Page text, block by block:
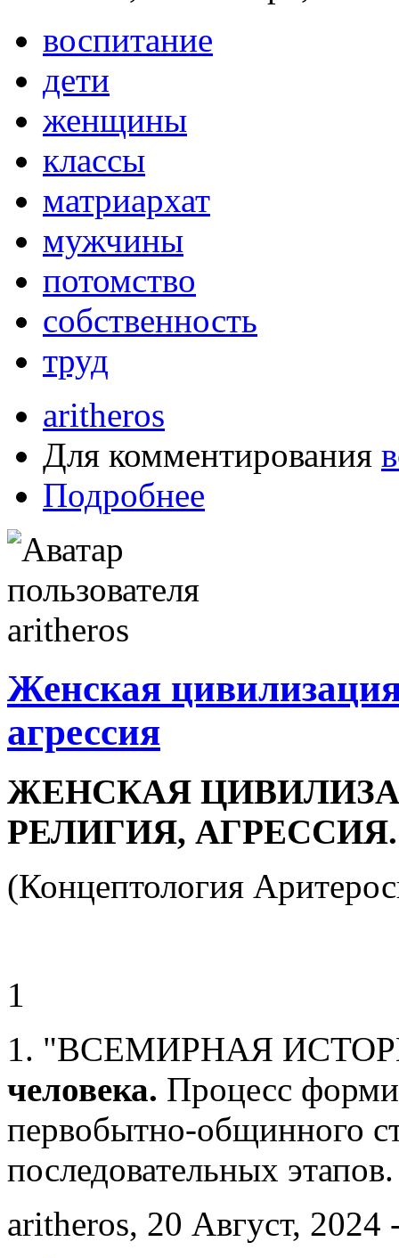
воспитание
дети
женщины
классы
матриархат
мужчины
потомство
собственность
труд
aritheros
Для комментирования
Подробнее
Женская
агрессия
ЖЕНСКАЯ
РЕЛИГИЯ, АГРЕССИЯ.
(Концептология
1
1. "ВСЕМИРНАЯ
человека. Процесс
первобытно-общинного
последовательных этапов.
aritheros, 20 Август, 2024